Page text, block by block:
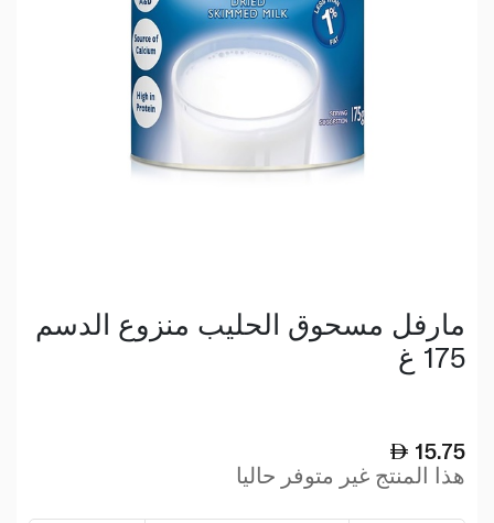
مارفل مسحوق الحليب منزوع الدسم
175 غ
15.75
هذا المنتج غير متوفر حاليا